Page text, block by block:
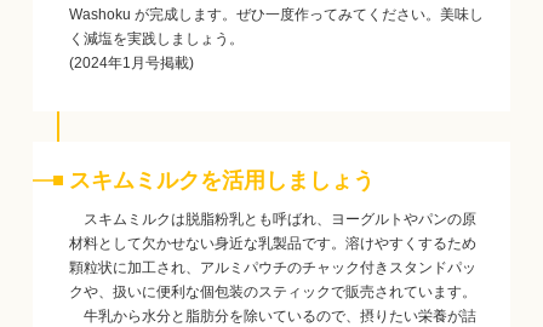
Washoku が完成します。ぜひ一度作ってみてください。美味し
く減塩を実践しましょう。
(2024年1月号掲載)
スキムミルクを活用しましょう
スキムミルクは脱脂粉乳とも呼ばれ、ヨーグルトやパンの原
材料として欠かせない身近な乳製品です。溶けやすくするため
顆粒状に加工され、アルミパウチのチャック付きスタンドパッ
クや、扱いに便利な個包装のスティックで販売されています。
牛乳から水分と脂肪分を除いているので、摂りたい栄養が詰